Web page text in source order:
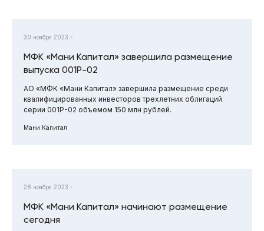
30 ноября 2023 г.
МФК «Мани Капитал» завершила размещение
выпуска 001Р-02
АО «МФК «Мани Капитал» завершила размещение среди
квалифицированных инвесторов трехлетних облигаций
серии 001Р-02 объемом 150 млн рублей.
Мани Капитал
28 ноября 2023 г.
МФК «Мани Капитал» начинают размещение
сегодня